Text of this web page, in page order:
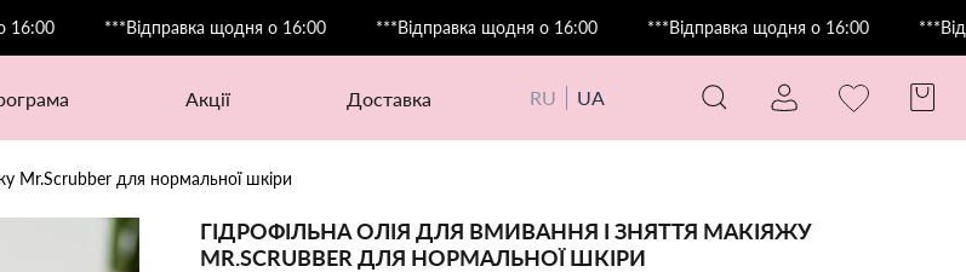
***Відправка щодня о 16:00 ***Відправка щодня о 16:00 ***Відправка щодня о 16:00
акції доставка RU UA
Mr.Scrubber для нормальної шкіри
ГІДРОФІЛЬНА ОЛІЯ ДЛЯ ВМИВАННЯ І ЗНЯТТЯ МАКІЯЖУ
MR.SCRUBBER ДЛЯ НОРМАЛЬНОЇ ШКІРИ